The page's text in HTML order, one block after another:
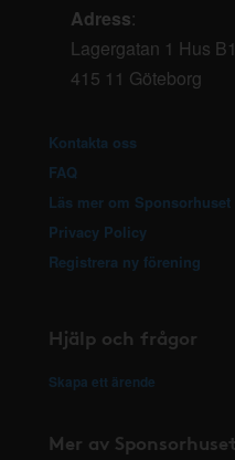
Adress:
Lagergatan 1 Hus
415 11 Göteborg
Kontakta oss
FAQ
Läs mer om Sponsorhuset
Privacy Policy
Registrera ny förening
Hjälp och frågor
Skapa ett ärende
Mer av Sponsorhuset